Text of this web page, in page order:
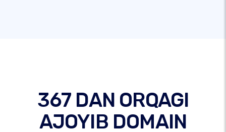
367 DAN ORQAGI
AJOYIB DOMAIN